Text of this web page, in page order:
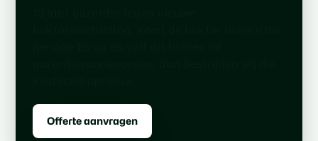
Offerte aanvragen